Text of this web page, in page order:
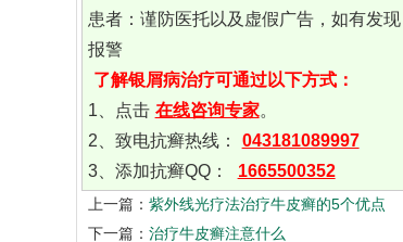
患者：谨防医托以及虚假广告，如有发
报警
了解银屑病治疗可通过以下方式：
1、点击 在线咨询专家。
2、致电抗癣热线：
043181089997
3、添加抗癣QQ：
1665500352
上一篇： 紫外线光疗法治疗牛皮癣的5个优点
下一篇： 治疗牛皮癣注意什么